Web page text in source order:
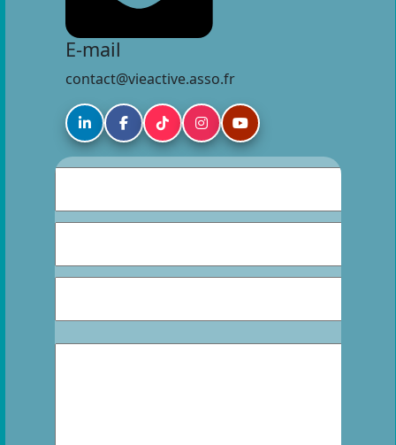
E-mail
contact@vieactive.asso.fr